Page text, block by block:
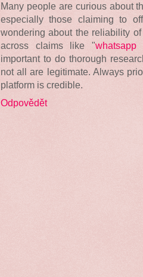
Many people are curious about
especially those claiming to
wondering about the reliability
across claims like "
important to do thorough
not all are legitimate. Always
platform is credible.
Odpovědět